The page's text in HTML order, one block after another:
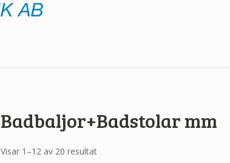
Badbaljor+Badstolar mm
Visar 1–12 av 20 resultat